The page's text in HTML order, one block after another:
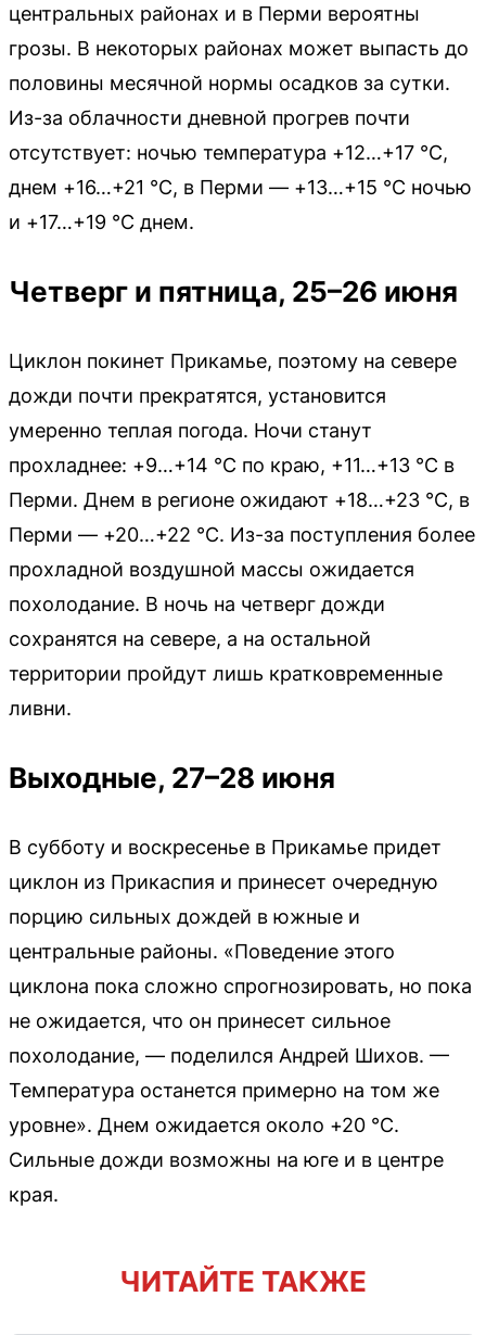
центральных районах и в Перми вероятны
грозы. В некоторых районах может выпасть до
половины месячной нормы осадков за сутки.
Из-за облачности дневной прогрев почти
отсутствует: ночью температура +12…+17 °C,
днем +16…+21 °C, в Перми — +13…+15 °C ночью
и +17…+19 °C днем.
Четверг и пятница, 25–26 июня
Циклон покинет Прикамье, поэтому на севере
дожди почти прекратятся, установится
умеренно теплая погода. Ночи станут
прохладнее: +9…+14 °C по краю, +11…+13 °C в
Перми. Днем в регионе ожидают +18…+23 °C, в
Перми — +20…+22 °C. Из-за поступления более
прохладной воздушной массы ожидается
похолодание. В ночь на четверг дожди
сохранятся на севере, а на остальной
территории пройдут лишь кратковременные
ливни.
Выходные, 27–28 июня
В субботу и воскресенье в Прикамье придет
циклон из Прикаспия и принесет очередную
порцию сильных дождей в южные и
центральные районы. «Поведение этого
циклона пока сложно спрогнозировать, но пока
не ожидается, что он принесет сильное
похолодание, — поделился Андрей Шихов. —
Температура останется примерно на том же
уровне». Днем ожидается около +20 °C.
Сильные дожди возможны на юге и в центре
края.
ЧИТАЙТЕ ТАКЖЕ